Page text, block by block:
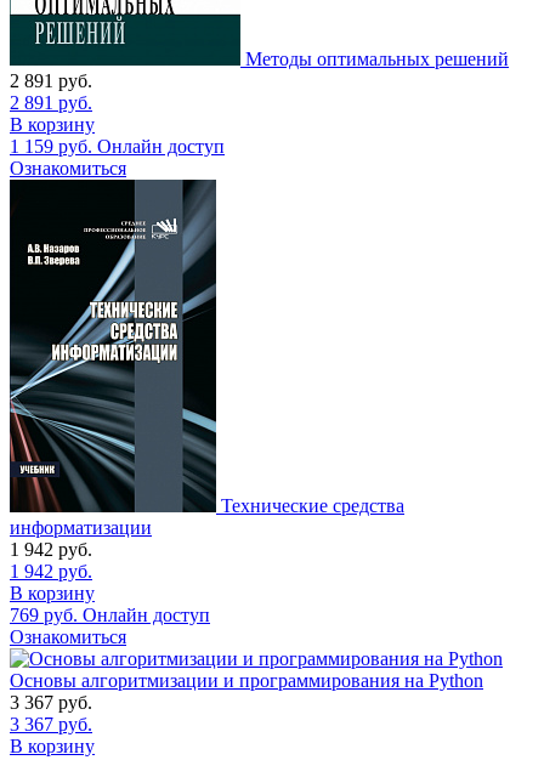
Методы оптимальных решений
2 891 руб.
2 891 руб.
В корзину
1 159 руб. Онлайн доступ
Ознакомиться
Технические средства
информатизации
1 942 руб.
1 942 руб.
В корзину
769 руб. Онлайн доступ
Ознакомиться
Основы алгоритмизации и программирования на Python
3 367 руб.
3 367 руб.
В корзину